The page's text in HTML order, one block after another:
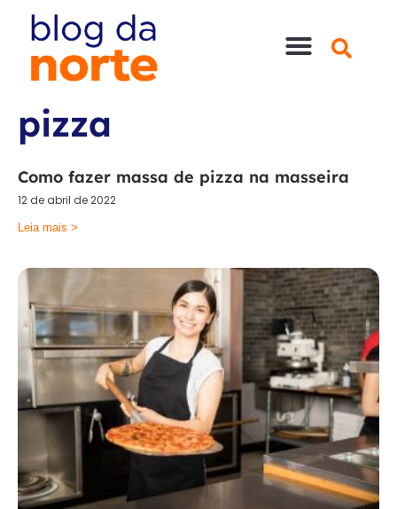
pizza
Como fazer massa de pizza na masseira
12 de abril de 2022
Leia mais >